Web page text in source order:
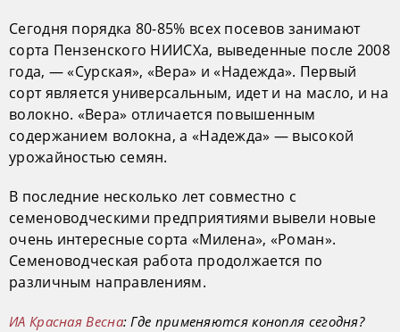
Сегодня порядка 80-85% всех посевов занимают
сорта Пензенского НИИСХа, выведенные после 2008
года, — «Сурская», «Вера» и «Надежда». Первый
сорт является универсальным, идет и на масло, и на
волокно. «Вера» отличается повышенным
содержанием волокна, а «Надежда» — высокой
урожайностью семян.
В последние несколько лет совместно с
семеноводческими предприятиями вывели новые
очень интересные сорта «Милена», «Роман».
Семеноводческая работа продолжается по
различным направлениям.
ИА Красная Весна: Где применяются конопля сегодня?